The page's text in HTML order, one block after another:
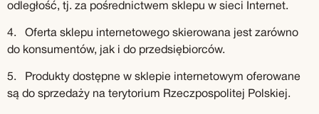
odległość, tj. za pośrednictwem sklepu w sieci Internet.
4. Oferta sklepu internetowego skierowana jest zarówno
do konsumentów, jak i do przedsiębiorców.
5. Produkty dostępne w sklepie internetowym oferowane
są do sprzedaży na terytorium Rzeczpospolitej Polskiej.